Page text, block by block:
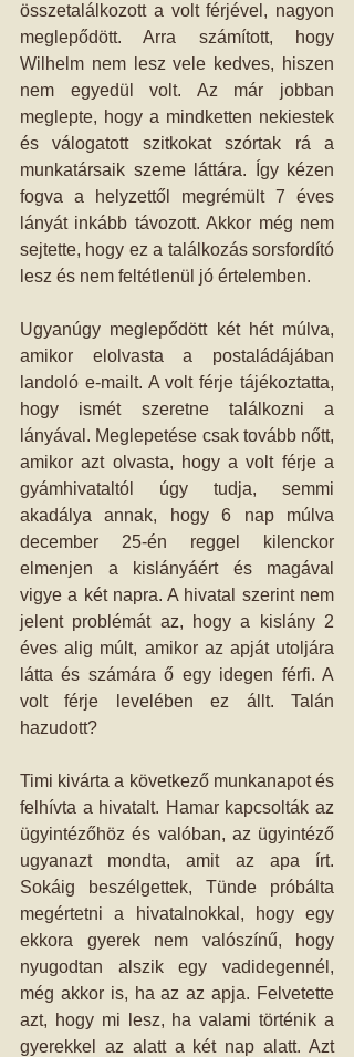
összetalálkozott a volt férjével, nagyon
meglepődött. Arra számított, hogy
Wilhelm nem lesz vele kedves, hiszen
nem egyedül volt. Az már jobban
meglepte, hogy a mindketten nekiestek
és válogatott szitkokat szórtak rá a
munkatársaik szeme láttára. Így kézen
fogva a helyzettől megrémült 7 éves
lányát inkább távozott. Akkor még nem
sejtette, hogy ez a találkozás sorsfordító
lesz és nem feltétlenül jó értelemben.
Ugyanúgy meglepődött két hét múlva,
amikor elolvasta a postaládájában
landoló e-mailt. A volt férje tájékoztatta,
hogy ismét szeretne találkozni a
lányával. Meglepetése csak tovább nőtt,
amikor azt olvasta, hogy a volt férje a
gyámhivataltól úgy tudja, semmi
akadálya annak, hogy 6 nap múlva
december 25-én reggel kilenckor
elmenjen a kislányáért és magával
vigye a két napra. A hivatal szerint nem
jelent problémát az, hogy a kislány 2
éves alig múlt, amikor az apját utoljára
látta és számára ő egy idegen férfi. A
volt férje levelében ez állt. Talán
hazudott?
Timi kivárta a következő munkanapot és
felhívta a hivatalt. Hamar kapcsolták az
ügyintézőhöz és valóban, az ügyintéző
ugyanazt mondta, amit az apa írt.
Sokáig beszélgettek, Tünde próbálta
megértetni a hivatalnokkal, hogy egy
ekkora gyerek nem valószínű, hogy
nyugodtan alszik egy vadidegennél,
még akkor is, ha az az apja. Felvetette
azt, hogy mi lesz, ha valami történik a
gyerekkel az alatt a két nap alatt. Azt